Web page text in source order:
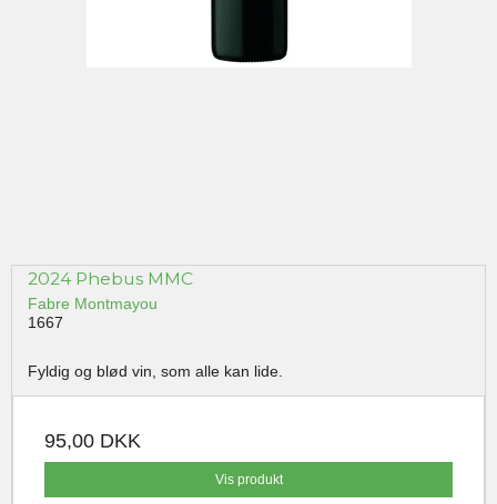
2024 Phebus MMC
Fabre Montmayou
1667
Fyldig og blød vin, som alle kan lide.
95,00 DKK
Vis produkt